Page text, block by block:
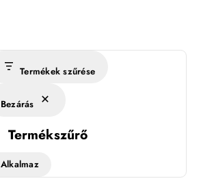
Termékek szűrése
Bezárás
Termékszűrő
Alkalmaz